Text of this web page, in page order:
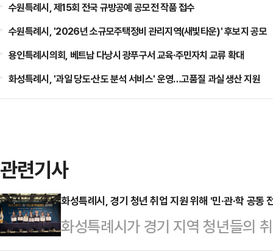
수원특례시, 제15회 전국 규방공예 공모전 작품 접수
수원특례시, '2026년 소규모주택정비 관리지역(새빛타운)' 후보지 공모
용인특례시의회, 베트남 다낭시 광푸구서 교육·주민자치 교류 확대
화성특례시, '과일 당도·산도 분석 서비스' 운영…고품질 과실 생산 지원
관련기사
화성특례시, 경기 청년 취업 지원 위해 '민·관·학 공동
화성특례시가 경기 지역 청년들의